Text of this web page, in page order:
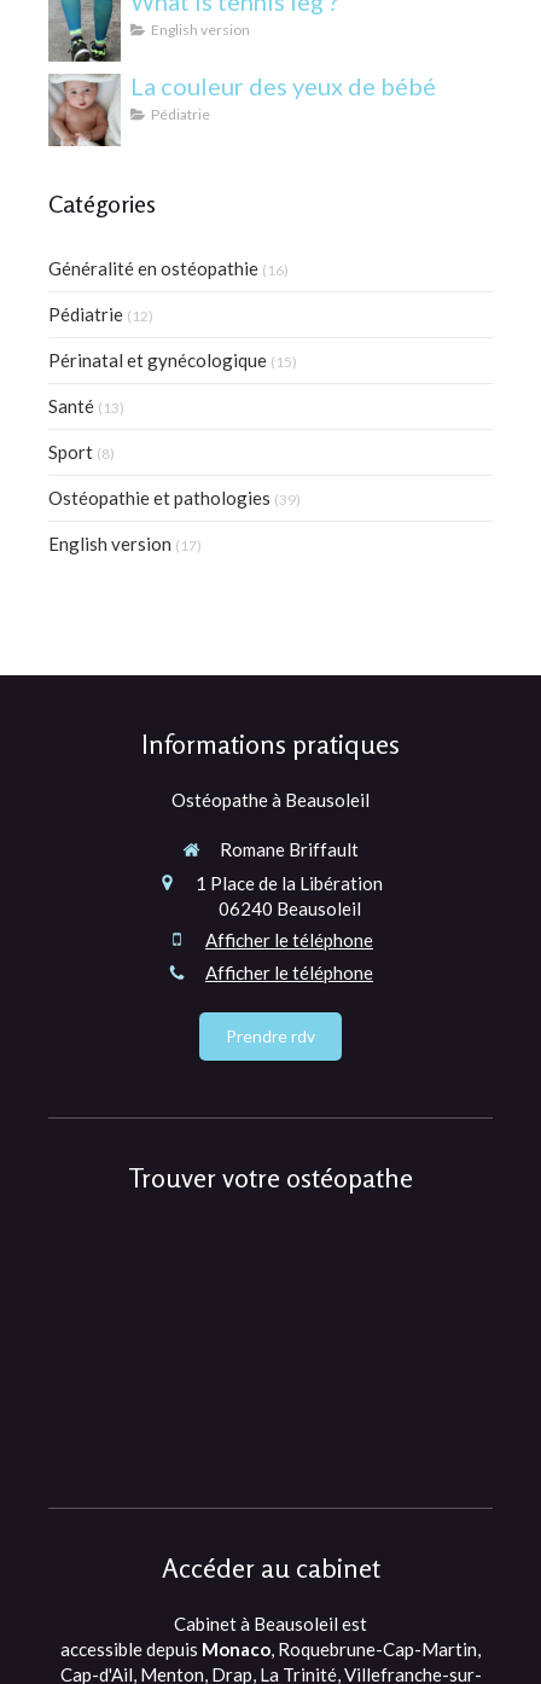
English version
La couleur des yeux de bébé
Pédiatrie
Catégories
Généralité en ostéopathie (16)
Pédiatrie (12)
Périnatal et gynécologique (15)
Santé (13)
Sport (8)
Ostéopathie et pathologies (39)
English version (17)
Informations pratiques
Ostéopathe à Beausoleil
Romane Briffault
1 Place de la Libération
06240 Beausoleil
Afficher le téléphone
Afficher le téléphone
Prendre rdv
Trouver votre ostéopathe
Accéder au cabinet
Cabinet à Beausoleil est
accessible depuis Monaco, Roquebrune-Cap-Martin,
Cap-d'Ail, Menton, Drap, La Trinité, Villefranche-sur-